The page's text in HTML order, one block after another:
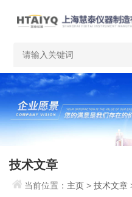
技术文章
当前位置： 主页 >技术文章